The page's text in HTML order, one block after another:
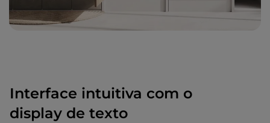
Interface intuitiva com o
display de texto